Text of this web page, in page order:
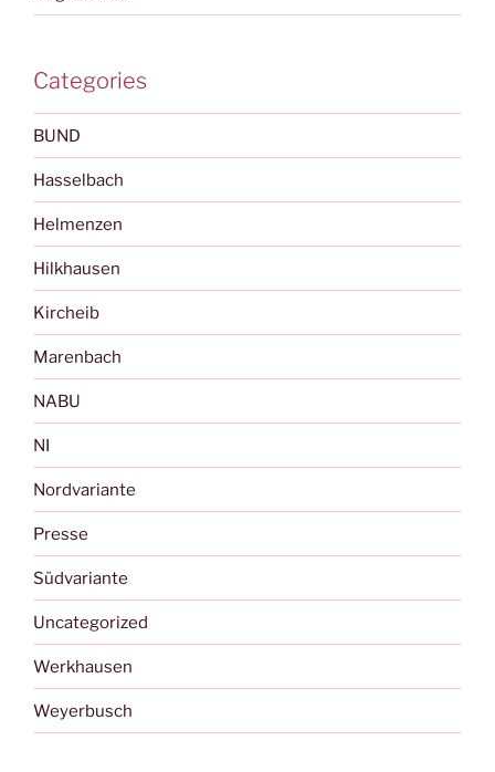
Categories
BUND
Hasselbach
Helmenzen
Hilkhausen
Kircheib
Marenbach
NABU
NI
Nordvariante
Presse
Südvariante
Uncategorized
Werkhausen
Weyerbusch